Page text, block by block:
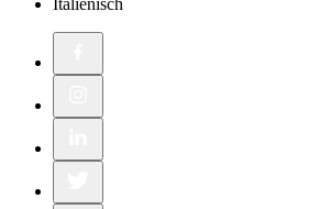
Italienisch